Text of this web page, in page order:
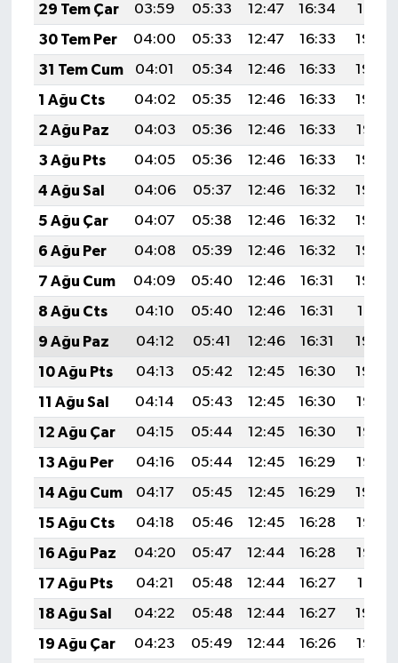
29 Tem Çar
03:59 05:33 12:47 16:34
19:51
30 Tem Per
04:00 05:33 12:47 16:33
19:50
31 Tem Cum
04:01 05:34 12:46 16:33
19:49
1 Ağu Cts
04:02 05:35 12:46 16:33
19:48
2 Ağu Paz
04:03 05:36 12:46 16:33
19:47
3 Ağu Pts
04:05 05:36 12:46 16:33
19:46
4 Ağu Sal
04:06 05:37 12:46 16:32
19:45
5 Ağu Çar
04:07 05:38 12:46 16:32
19:44
6 Ağu Per
04:08 05:39 12:46 16:32
19:43
7 Ağu Cum
04:09 05:40 12:46 16:31
19:42
8 Ağu Cts
04:10 05:40 12:46 16:31
19:41
9 Ağu Paz
04:12 05:41 12:46 16:31
19:40
10 Ağu Pts
04:13 05:42 12:45 16:30
19:39
11 Ağu Sal
04:14 05:43 12:45 16:30
19:38
12 Ağu Çar
04:15 05:44 12:45 16:30
19:37
13 Ağu Per
04:16 05:44 12:45 16:29
19:36
14 Ağu Cum
04:17 05:45 12:45 16:29
19:34
15 Ağu Cts
04:18 05:46 12:45 16:28
19:33
16 Ağu Paz
04:20 05:47 12:44 16:28
19:32
17 Ağu Pts
04:21 05:48 12:44 16:27
19:31
18 Ağu Sal
04:22 05:48 12:44 16:27
19:30
19 Ağu Çar
04:23 05:49 12:44 16:26
19:28